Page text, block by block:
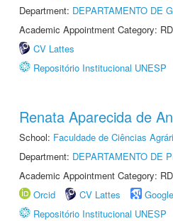
Department: DEPARTAMENTO DE
Academic Appointment Category:
CV Lattes
Repositório Institucional UNESP
Renata Aparecida de
School: Faculdade de Ciências
Department: DEPARTAMENTO DE
Academic Appointment Category:
Orcid
CV Lattes
Repositório Institucional UNESP